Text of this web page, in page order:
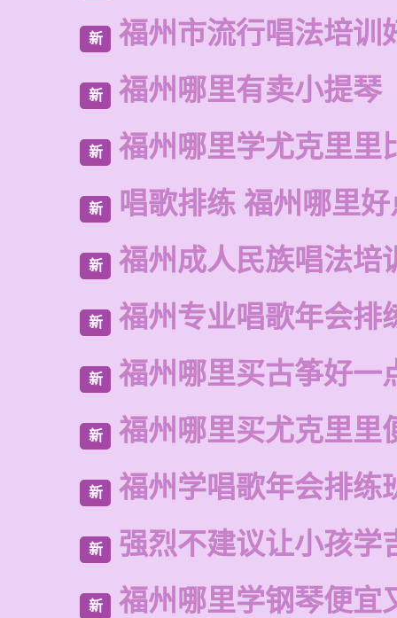
新 福州市流行唱法培训
新 福州哪里有卖小提琴
新 福州哪里学尤克里里
新 唱歌排练 福州哪里
新 福州成人民族唱法培
新 福州专业唱歌年会排
新 福州哪里买古筝好一
新 福州哪里买尤克里里
新 福州学唱歌年会排练
新 强烈不建议让小孩学
新 福州哪里学钢琴便宜